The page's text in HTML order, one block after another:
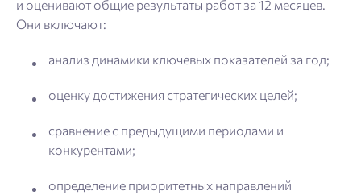
и оценивают общие результаты работ за 12 месяцев.
Они включают:
анализ динамики ключевых показателей за год;
оценку достижения стратегических целей;
сравнение с предыдущими периодами и
конкурентами;
определение приоритетных направлений